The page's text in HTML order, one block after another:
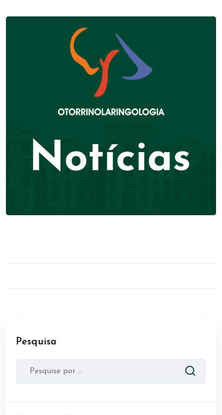
Pesquisa